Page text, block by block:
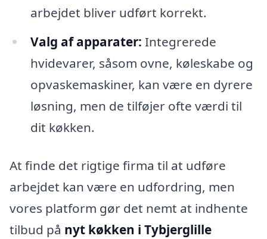
arbejdet bliver udført korrekt.
Valg af apparater: Integrerede
hvidevarer, såsom ovne, køleskabe og
opvaskemaskiner, kan være en dyrere
løsning, men de tilføjer ofte værdi til
dit køkken.
At finde det rigtige firma til at udføre
arbejdet kan være en udfordring, men
vores platform gør det nemt at indhente
tilbud på nyt køkken i Tybjerglille